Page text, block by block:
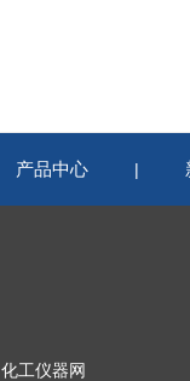
产品中心 |
化工仪器网